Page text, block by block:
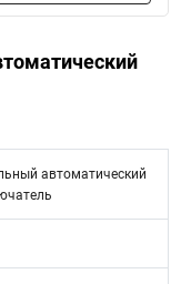
автоматический